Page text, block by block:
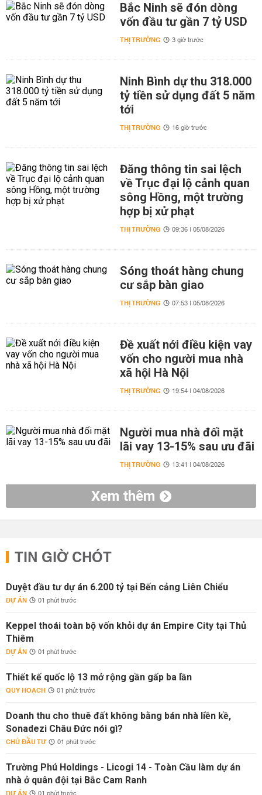
Bắc Ninh sẽ đón dòng
vốn đầu tư gần 7 tỷ USD
THỊ TRƯỜNG 3 giờ trước
Ninh Bình dự thu 318.000
tỷ tiền sử dụng đất 5 năm
tới
THỊ TRƯỜNG 16 giờ trước
Đăng thông tin sai lệch
về Trục đại lộ cảnh quan
sông Hồng, một trường
hợp bị xử phạt
THỊ TRƯỜNG 09:36 | 05/08/2026
Sóng thoát hàng chung
cư sắp bàn giao
THỊ TRƯỜNG 07:53 | 05/08/2026
Đề xuất nới điều kiện vay
vốn cho người mua nhà
xã hội Hà Nội
THỊ TRƯỜNG 19:54 | 04/08/2026
Người mua nhà đối mặt
lãi vay 13-15% sau ưu đãi
THỊ TRƯỜNG 13:41 | 04/08/2026
Xem thêm
TIN GIỜ CHÓT
Duyệt đầu tư dự án 6.200 tỷ tại Bến cảng Liên Chiểu
DỰ ÁN 01 phút trước
Keppel thoái toàn bộ vốn khỏi dự án Empire City tại Thủ
Thiêm
DỰ ÁN 01 phút trước
Thiết kế quốc lộ 13 mở rộng gần gấp ba lần
QUY HOẠCH 01 phút trước
Doanh thu cho thuê đất không bằng bán nhà liền kề,
Sonadezi Châu Đức nói gì?
CHỦ ĐẦU TƯ 01 phút trước
Trường Phú Holdings - Licogi 14 - Toàn Cầu làm dự án
nhà ở quân đội tại Bắc Cam Ranh